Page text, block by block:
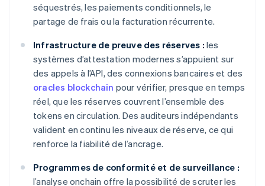
séquestrés, les paiements conditionnels, le
partage de frais ou la facturation récurrente.
Infrastructure de preuve des réserves : les
systèmes d’attestation modernes s’appuient sur
des appels à l’API, des connexions bancaires et des
oracles blockchain pour vérifier, presque en temps
réel, que les réserves couvrent l’ensemble des
tokens en circulation. Des auditeurs indépendants
valident en continu les niveaux de réserve, ce qui
renforce la fiabilité de l’ancrage.
Programmes de conformité et de surveillance :
l’analyse onchain offre la possibilité de scruter les